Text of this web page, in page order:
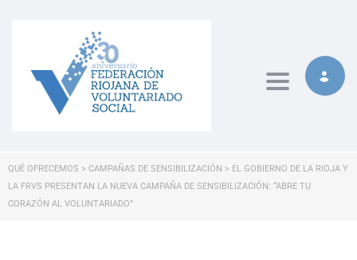
Toggle
QUÉ OFRECEMOS > CAMPAÑAS DE SENSIBILIZACIÓN > EL GOBIERNO DE LA RIOJA Y
LA FRVS PRESENTAN LA NUEVA CAMPAÑA DE SENSIBILIZACIÓN: “ABRE TU
CORAZÓN AL VOLUNTARIADO”